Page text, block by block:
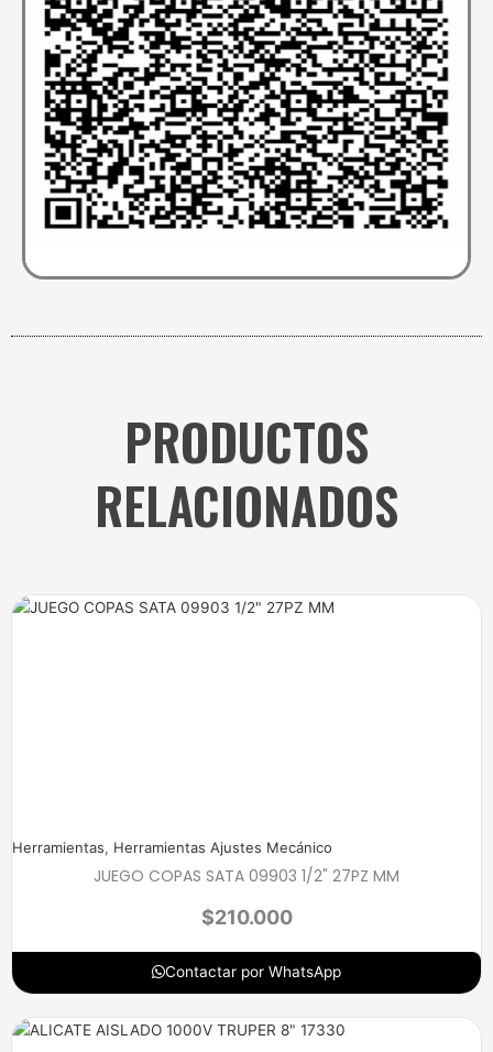
PRODUCTOS
RELACIONADOS
Herramientas, Herramientas Ajustes Mecánico
JUEGO COPAS SATA 09903 1/2" 27PZ MM
$210.000
Contactar por WhatsApp